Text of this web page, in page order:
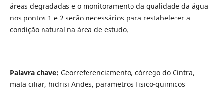
áreas degradadas e o monitoramento da qualidade da água
nos pontos 1 e 2 serão necessários para restabelecer a
condição natural na área de estudo.
Palavra chave: Georreferenciamento, córrego do Cintra,
mata ciliar, hidrisi Andes, parâmetros físico-químicos